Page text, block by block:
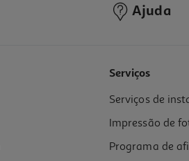
Ajuda
Serviços
Serviços de
Impressão de
Programa de